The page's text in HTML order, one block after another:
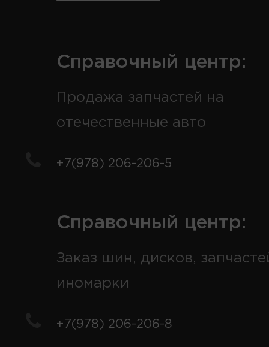
Справочный центр:
Продажа запчастей на
отечественные авто
+7(978) 206-206-5
Справочный центр:
Заказ шин, дисков,
иномарки
+7(978) 206-206-8